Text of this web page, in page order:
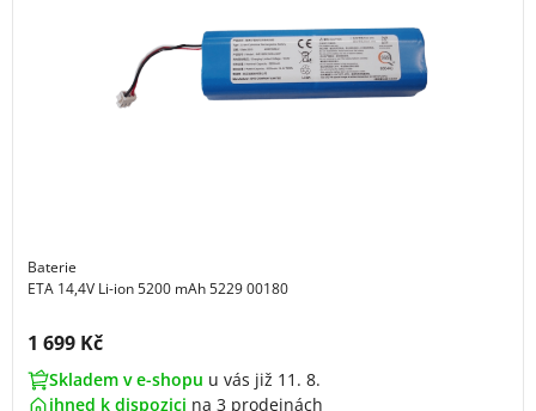
Baterie
ETA 14,4V Li-ion 5200 mAh 5229 00180
Cena s DPH:
1 699 Kč
Skladem v e-shopu u vás již 11. 8.
ihned k dispozici na 3 prodejnách